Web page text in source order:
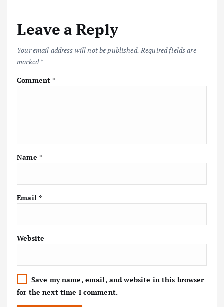
Leave a Reply
Your email address will not be published. Required fields are
marked*
Comment*
Name *
Email *
Website
Save my name, email, and website in this browser
for the next time I comment.